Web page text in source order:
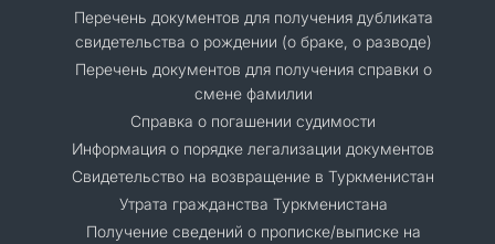
Перечень документов для получения дубликата
свидетельства о рождении (о браке, о разводе)
Перечень документов для получения справки о
смене фамилии
Справка о погашении судимости
Информация о порядке легализации документов
Cвидетельство на возвращение в Туркменистан
Утрата гражданства Туркменистана
Получение сведений о прописке/выписке на